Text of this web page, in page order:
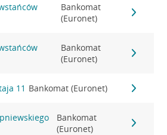
Bankomat
(Euronet)
Bankomat
(Euronet)
11 Bankomat (Euronet)
Bankomat
(Euronet)